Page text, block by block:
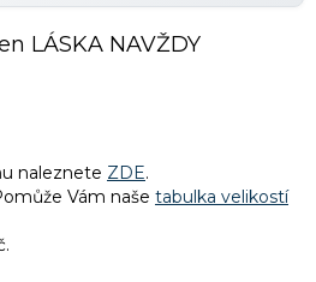
LÁSKA NAVŽDY
naleznete ZDE.
Vám naše tabulka velikostí